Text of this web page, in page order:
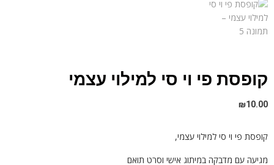
קופסת פי וי סי למילוי עצמי
₪10.00
קופסת פי וי סי למילוי עצמי,
מגיעה עם מדבקה במיתוג אישי וסרט תואם